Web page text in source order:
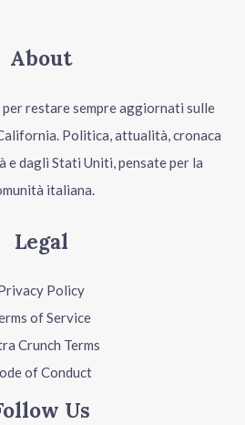
About
restare sempre aggiornati sulle
Politica, attualità, cronaca
e dagli Stati Uniti, pensate per la
italiana.
Legal
Policy
of Service
Crunch Terms
of Conduct
Us